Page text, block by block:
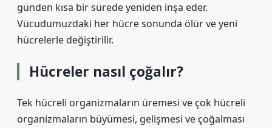
günden kısa bir sürede yeniden inşa eder.
Vücudumuzdaki her hücre sonunda ölür ve yeni
hücrelerle değiştirilir.
Hücreler nasıl çoğalır?
Tek hücreli organizmaların üremesi ve çok hücreli
organizmaların büyümesi, gelişmesi ve çoğalması